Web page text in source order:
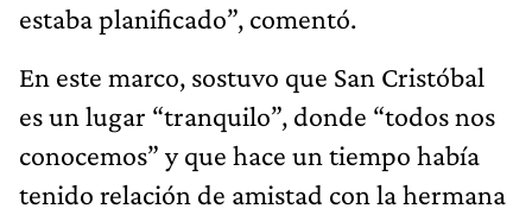
estaba planificado”, comentó.
En este marco, sostuvo que San Cristóbal
es un lugar “tranquilo”, donde “todos nos
conocemos” y que hace un tiempo había
tenido relación de amistad con la hermana